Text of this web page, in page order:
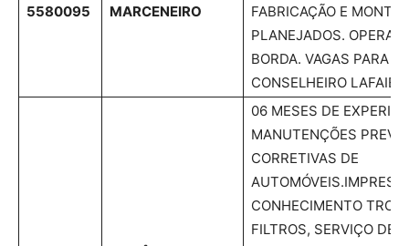
5580095 MARCENEIRO
FABRICAÇÃO E
PLANEJADOS. OPERAR
BORDA. VAGAS PARA
CONSELHEIRO
06 MESES DE
MANUTENÇÕES
CORRETIVAS DE
CONHECIMENTO
FILTROS, SERVIÇO DE